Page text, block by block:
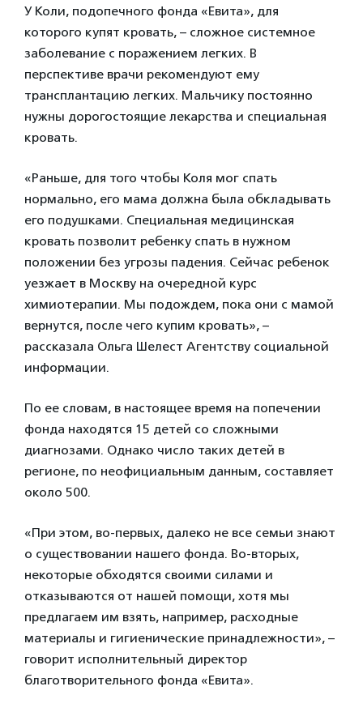
У Коли, подопечного фонда «Евита», для
которого купят кровать, – сложное системное
заболевание с поражением легких. В
перспективе врачи рекомендуют ему
трансплантацию легких. Мальчику постоянно
нужны дорогостоящие лекарства и специальная
кровать.
«Раньше, для того чтобы Коля мог спать
нормально, его мама должна была обкладывать
его подушками. Специальная медицинская
кровать позволит ребенку спать в нужном
положении без угрозы падения. Сейчас ребенок
уезжает в Москву на очередной курс
химиотерапии. Мы подождем, пока они с мамой
вернутся, после чего купим кровать», –
рассказала Ольга Шелест Агентству социальной
информации.
По ее словам, в настоящее время на попечении
фонда находятся 15 детей со сложными
диагнозами. Однако число таких детей в
регионе, по неофициальным данным, составляет
около 500.
«При этом, во-первых, далеко не все семьи знают
о существовании нашего фонда. Во-вторых,
некоторые обходятся своими силами и
отказываются от нашей помощи, хотя мы
предлагаем им взять, например, расходные
материалы и гигиенические принадлежности», –
говорит исполнительный директор
благотворительного фонда «Евита».